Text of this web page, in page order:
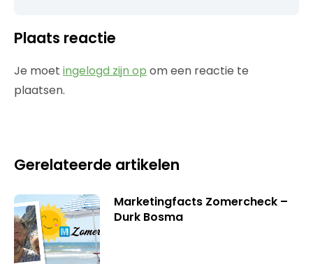
Plaats reactie
Je moet ingelogd zijn op om een reactie te
plaatsen.
Gerelateerde artikelen
Marketingfacts Zomercheck –
Durk Bosma